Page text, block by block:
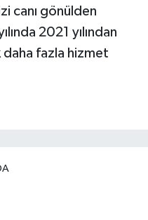
canı gönülden
2021 yılından
daha fazla hizmet